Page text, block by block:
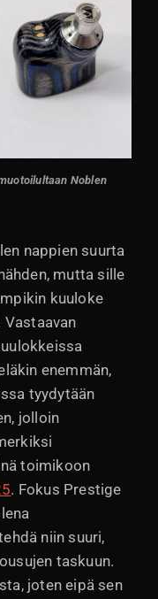
Noblen
nappien suurta
mutta sille
kuuloke
enemmän,
tyydytään
jolloin
toimikoon
. Fokus Prestige
niin suuri,
taskuun.
joten eipä sen